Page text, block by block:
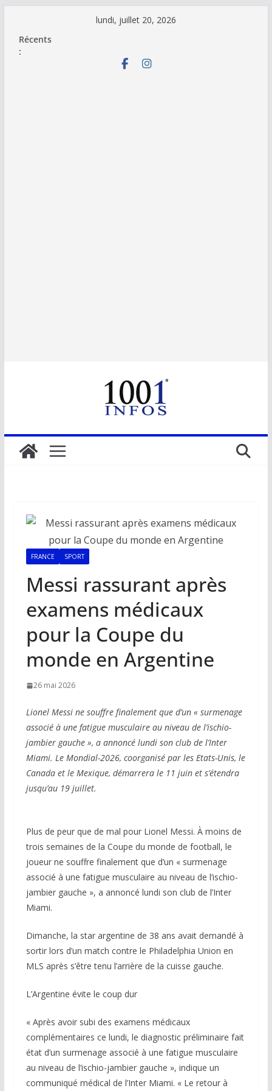
contenu
lundi, juillet 20, 2026
Récents
:
FRANCE SPORT
Messi rassurant après
examens médicaux
pour la Coupe du
monde en Argentine
26 mai 2026
Lionel Messi ne souffre finalement que d’un « surmenage
associé à une fatigue musculaire au niveau de l’ischio-
jambier gauche », a annoncé lundi son club de l’Inter
Miami. Le Mondial-2026, coorganisé par les Etats-Unis, le
Canada et le Mexique, démarrera le 11 juin et s’étendra
jusqu’au 19 juillet.
Plus de peur que de mal pour Lionel Messi. À moins de
trois semaines de la Coupe du monde de football, le
joueur ne souffre finalement que d’un « surmenage
associé à une fatigue musculaire au niveau de l’ischio-
jambier gauche », a annoncé lundi son club de l’Inter
Miami.
Dimanche, la star argentine de 38 ans avait demandé à
sortir lors d’un match contre le Philadelphia Union en
MLS après s’être tenu l’arrière de la cuisse gauche.
L’Argentine évite le coup dur
« Après avoir subi des examens médicaux
complémentaires ce lundi, le diagnostic préliminaire fait
état d’un surmenage associé à une fatigue musculaire
au niveau de l’ischio-jambier gauche », indique un
communiqué médical de l’Inter Miami. « Le retour à